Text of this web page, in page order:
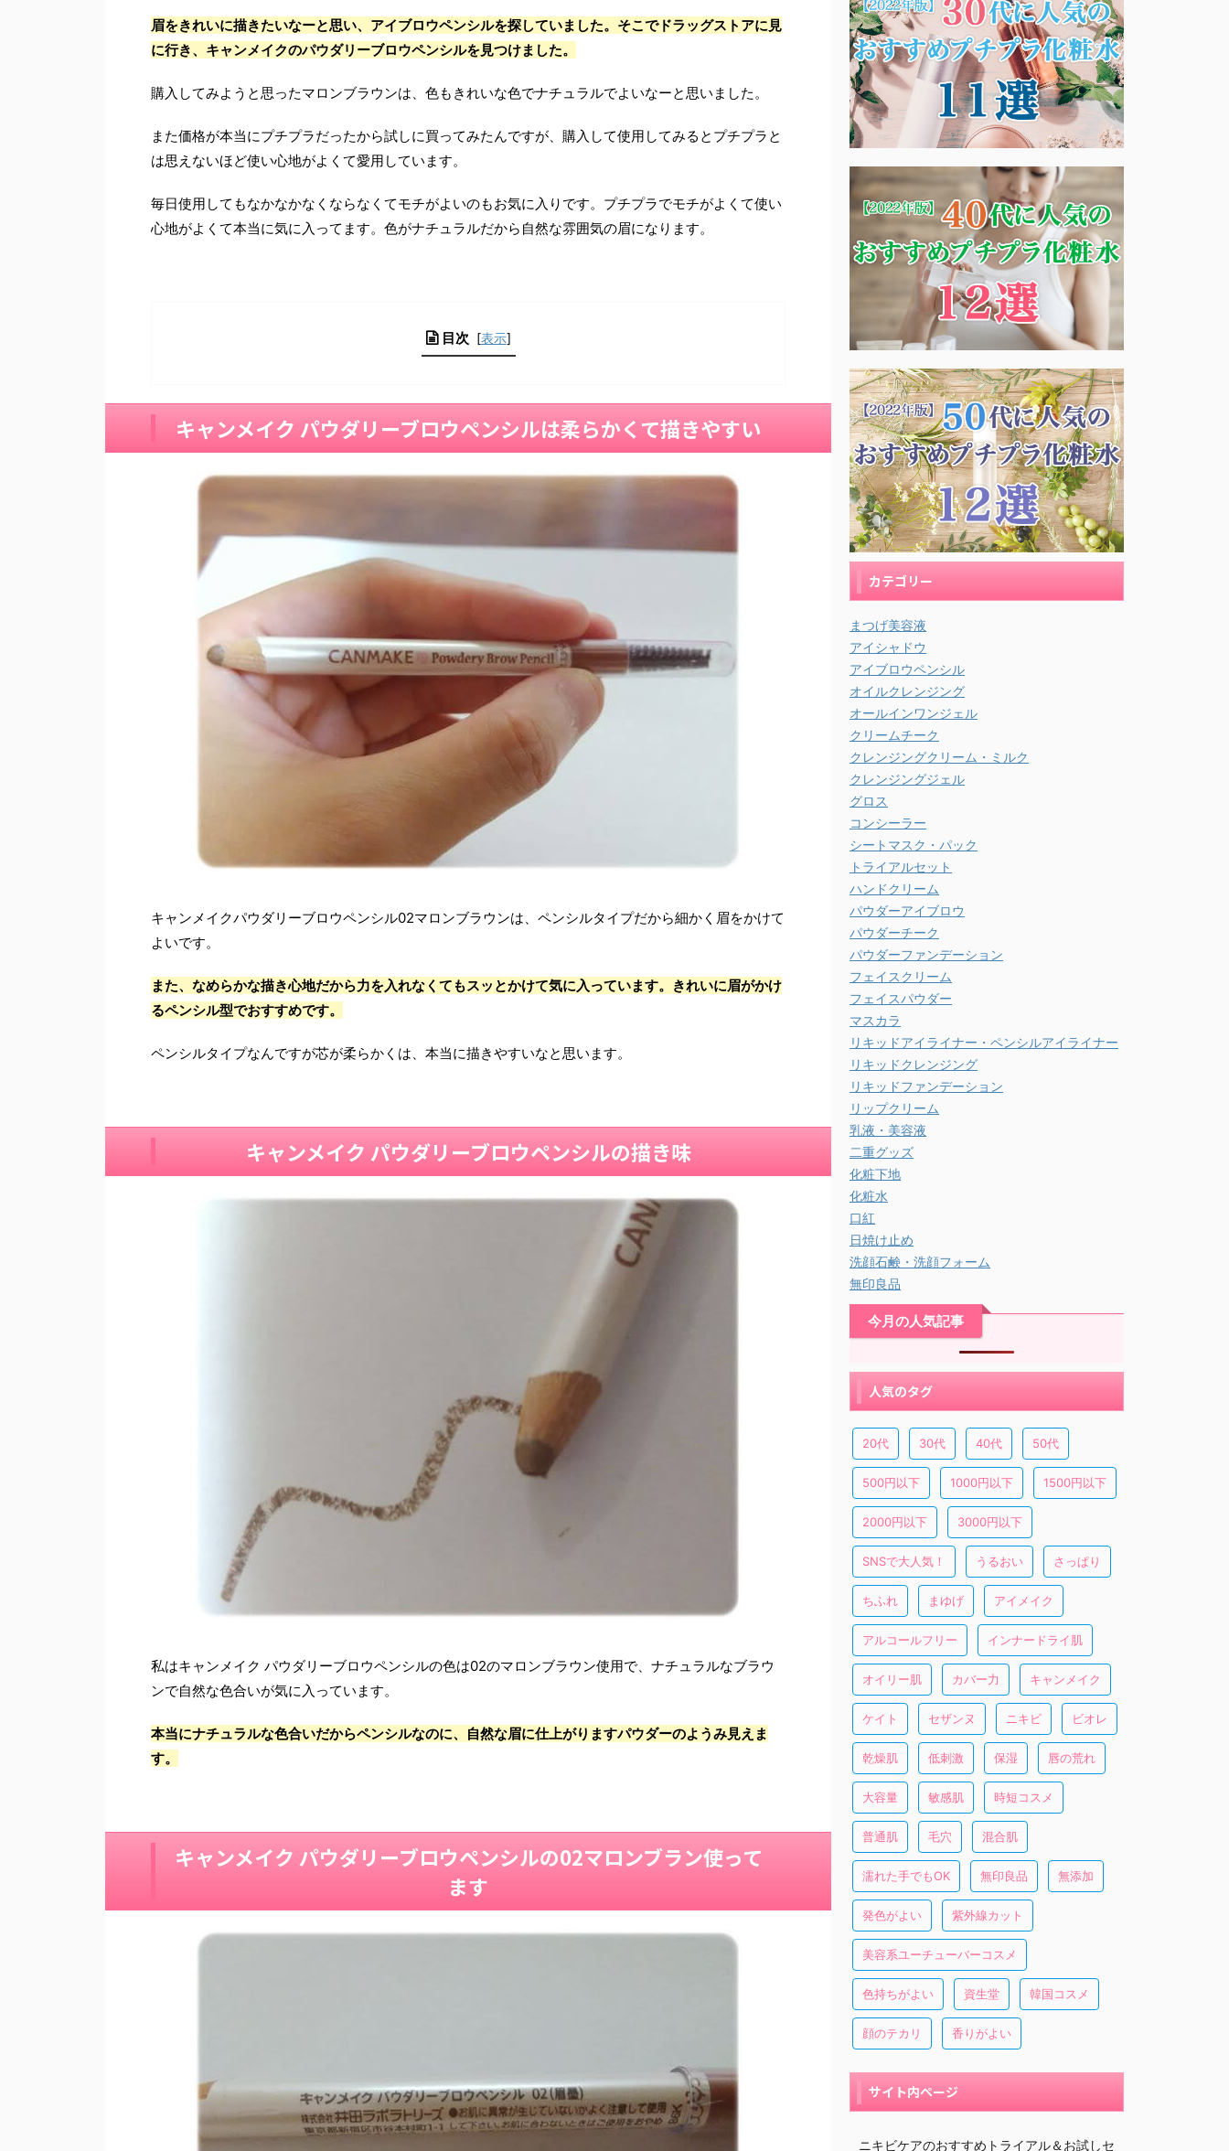
眉をきれいに描きたいなーと思い、アイブロウペンシルを探していました。そこでドラッグストアに見
に行き、キャンメイクのパウダリーブロウペンシルを見つけました。
購入してみようと思ったマロンブラウンは、色もきれいな色でナチュラルでよいなーと思いました。
また価格が本当にプチプラだったから試しに買ってみたんですが、購入して使用してみるとプチプラと
は思えないほど使い心地がよくて愛用しています。
毎日使用してもなかなかなくならなくてモチがよいのもお気に入りです。プチプラでモチがよくて使い
心地がよくて本当に気に入ってます。色がナチュラルだから自然な雰囲気の眉になります。
目次 [表示]
キャンメイク パウダリーブロウペンシルは柔らかくて描きやすい
キャンメイクパウダリーブロウペンシル02マロンブラウンは、ペンシルタイプだから細かく眉をかけて
よいです。
また、なめらかな描き心地だから力を入れなくてもスッとかけて気に入っています。きれいに眉がかけ
るペンシル型でおすすめです。
ペンシルタイプなんですが芯が柔らかくは、本当に描きやすいなと思います。
キャンメイク パウダリーブロウペンシルの描き味
私はキャンメイク パウダリーブロウペンシルの色は02のマロンブラウン使用で、ナチュラルなブラウ
ンで自然な色合いが気に入っています。
本当にナチュラルな色合いだからペンシルなのに、自然な眉に仕上がりますパウダーのようみ見えま
す。
キャンメイク パウダリーブロウペンシルの02マロンブラン使って
ます
カテゴリー
まつげ美容液
アイシャドウ
アイブロウペンシル
オイルクレンジング
オールインワンジェル
クリームチーク
クレンジングクリーム・ミルク
クレンジングジェル
グロス
コンシーラー
シートマスク・パック
トライアルセット
ハンドクリーム
パウダーアイブロウ
パウダーチーク
パウダーファンデーション
フェイスクリーム
フェイスパウダー
マスカラ
リキッドアイライナー・ペンシルアイライナー
リキッドクレンジング
リキッドファンデーション
リップクリーム
乳液・美容液
二重グッズ
化粧下地
化粧水
口紅
日焼け止め
洗顔石鹸・洗顔フォーム
無印良品
今月の人気記事
人気のタグ
20代 30代 40代 50代
500円以下 1000円以下 1500円以下
2000円以下 3000円以下
SNSで大人気！ うるおい さっぱり
ちふれ まゆげ アイメイク
アルコールフリー インナードライ肌
オイリー肌 カバー力 キャンメイク
ケイト セザンヌ ニキビ ビオレ
乾燥肌 低刺激 保湿 唇の荒れ
大容量 敏感肌 時短コスメ
普通肌 毛穴 混合肌
濡れた手でもOK 無印良品 無添加
発色がよい 紫外線カット
美容系ユーチューバーコスメ
色持ちがよい 資生堂 韓国コスメ
顔のテカリ 香りがよい
サイト内ページ
ニキビケアのおすすめトライアル＆お試しセ